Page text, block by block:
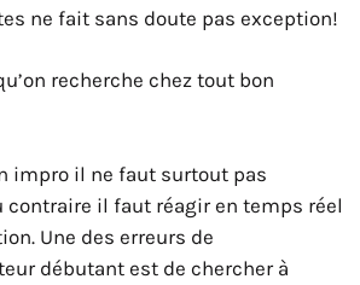
ne fait sans doute pas exception!
recherche chez tout bon
impro il ne faut surtout pas
contraire il faut réagir en temps réel
Une des erreurs de
débutant est de chercher à